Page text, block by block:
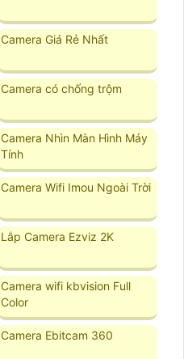
Camera Giá Rẻ Nhất
Camera có chống trộm
Camera Nhìn Màn Hình Máy
Tính
Camera Wifi Imou Ngoài Trời
Lắp Camera Ezviz 2K
Camera wifi kbvision Full
Color
Camera Ebitcam 360